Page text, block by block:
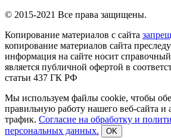
© 2015-2021 Все права защищены.
Копирование материалов с сайта
копирование материалов сайта
информация на сайте носит
является публичной офертой в
статьи 437 ГК РФ
Мы используем файлы cookie, чтобы
правильную работу нашего веб-сайта и
трафик. Согласие на обработку и
персональных данных.
OK